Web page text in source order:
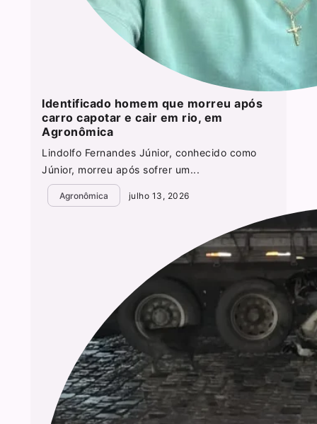
Identificado homem que morreu após
carro capotar e cair em rio, em
Agronômica
Lindolfo Fernandes Júnior, conhecido como
Júnior, morreu após sofrer um...
Agronômica julho 13, 2026